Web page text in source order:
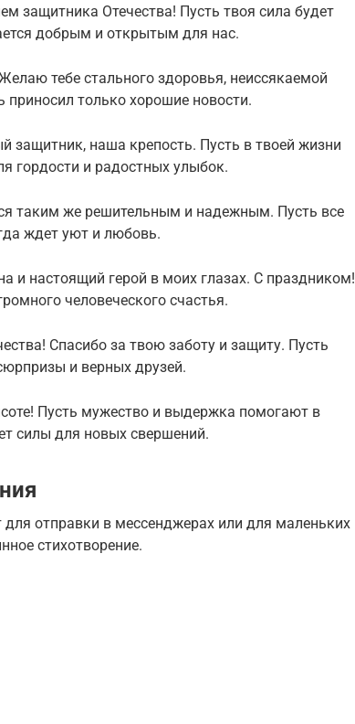
защитника Отечества! Пусть твоя сила будет
добрым и открытым для нас.
тебе стального здоровья, неиссякаемой
только хорошие новости.
защитник, наша крепость. Пусть в твоей жизни
гордости и радостных улыбок.
таким же решительным и надежным. Пусть все
ждет уют и любовь.
и настоящий герой в моих глазах. С праздником!
человеческого счастья.
Спасибо за твою заботу и защиту. Пусть
и верных друзей.
Пусть мужество и выдержка помогают в
силы для новых свершений.
для отправки в мессенджерах или для маленьких
стихотворение.